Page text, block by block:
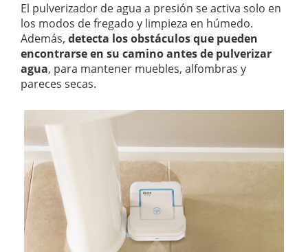
El pulverizador de agua a presión se activa solo en
los modos de fregado y limpieza en húmedo.
Además, detecta los obstáculos que pueden
encontrarse en su camino antes de pulverizar
agua, para mantener muebles, alfombras y
pareces secas.